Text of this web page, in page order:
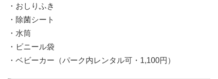
・おしりふき
・除菌シート
・水筒
・ビニール袋
・ベビーカー（パーク内レンタル可・1,100円）